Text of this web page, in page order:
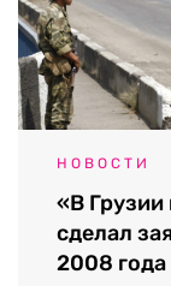
НОВОСТИ
«В
сделал
2008 года